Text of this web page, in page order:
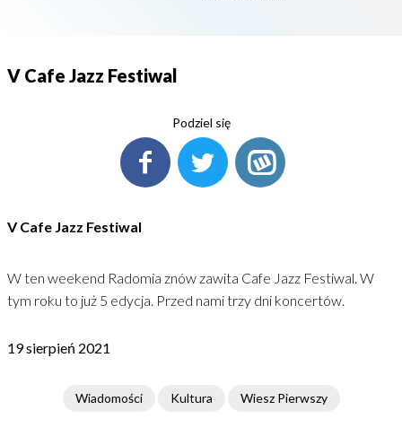
V Cafe Jazz Festiwal
Podziel się
V Cafe Jazz Festiwal
W ten weekend Radomia znów zawita Cafe Jazz Festiwal. W
tym roku to już 5 edycja. Przed nami trzy dni koncertów.
19 sierpień 2021
Wiadomości Kultura Wiesz Pierwszy